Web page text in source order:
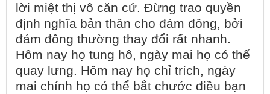
lời miệt thị vô căn cứ. Đừng trao quyền
định nghĩa bản thân cho đám đông, bởi
đám đông thường thay đổi rất nhanh.
Hôm nay họ tung hô, ngày mai họ có thể
quay lưng. Hôm nay họ chỉ trích, ngày
mai chính họ có thể bắt chước điều bạn